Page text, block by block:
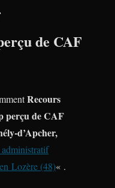
de CAF
Recours
perçu de CAF
d’Apcher,
Lozère (48)« .